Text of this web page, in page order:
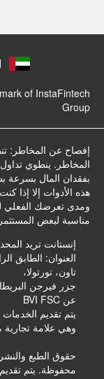
of InstaFintech
Group
إفصاح عن المخاطر:
المخاطر. ينطوي
بفقدان المال بسرعة
هذه الأدوات إلا إذا
ومدى تعرضك الفعلي
مناسبة لبعض
إنستانت تريد
العنوان: الطابق
تاون، تورتولا،
عن BVI FSC
يتم تقديم
وهي علامة
محفوظة. يتم